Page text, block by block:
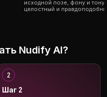
исходной позе, фону и тону
целостный и
Nudify AI?
Шаг 2